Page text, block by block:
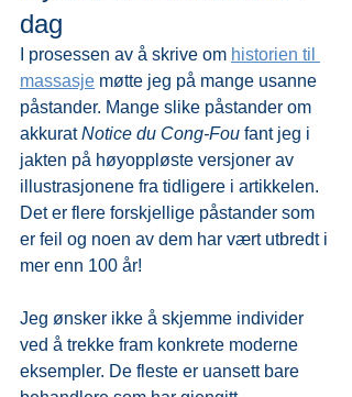
dag
I prosessen av å skrive om historien til
massasje møtte jeg på mange usanne
påstander. Mange slike påstander om
akkurat Notice du Cong-Fou fant jeg i
jakten på høyoppløste versjoner av
illustrasjonene fra tidligere i artikkelen.
Det er flere forskjellige påstander som
er feil og noen av dem har vært utbredt i
mer enn 100 år!
Jeg ønsker ikke å skjemme individer
ved å trekke fram konkrete moderne
eksempler. De fleste er uansett bare